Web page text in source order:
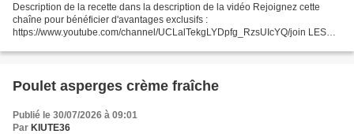
Description de la recette dans la description de la vidéo Rejoignez cette
chaîne pour bénéficier d'avantages exclusifs :
https://www.youtube.com/channel/UCLalTekgLYDpfg_RzsUIcYQ/join LES
https://studio.youtube.com/playlist/PLYOs5C14EZVM/edit...
Poulet asperges crème fraîche
Publié le 30/07/2026 à 09:01
Par KIUTE36